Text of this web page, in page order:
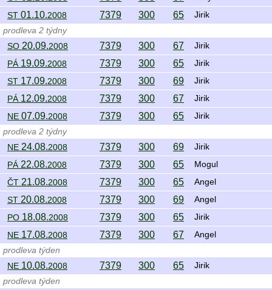
ST 01.10.2008 7379 300 65
Jirik
prodleva 2 týdny
SO 20.09.2008 7379 300 67 Jirik
PÁ 19.09.2008 7379 300 65 Jirik
ST 17.09.2008 7379 300 69 Jirik
PÁ 12.09.2008 7379 300 67 Jirik
NE 07.09.2008 7379 300 65
Jirik
prodleva 2 týdny
NE 24.08.2008 7379 300 69 Jirik
PÁ 22.08.2008 7379 300 65 Mogul
ČT 21.08.2008 7379 300 65 Angel
ST 20.08.2008 7379 300 69 Angel
PO 18.08.2008 7379 300 65 Jirik
NE 17.08.2008 7379 300 67
Angel
prodleva týden
NE 10.08.2008 7379 300 65
Jirik
prodleva týden